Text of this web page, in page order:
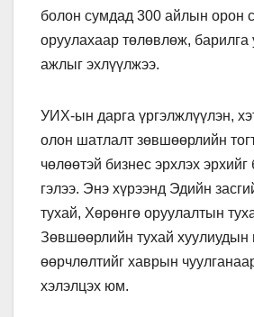
болон сумдад 300 айлын орон
оруулахаар төлөвлөж, барилга
ажлыг эхлүүлжээ.
УИХ-ын дарга үргэлжлүүлэн,
олон шатлалт зөвшөөрлийн
чөлөөтэй бизнес эрхлэх
гэлээ. Энэ хүрээнд Эдийн
тухай, Хөрөнгө оруулалтын
Зөвшөөрлийн тухай хуулиудын
өөрчлөлтийг хаврын
хэлэлцэх юм.